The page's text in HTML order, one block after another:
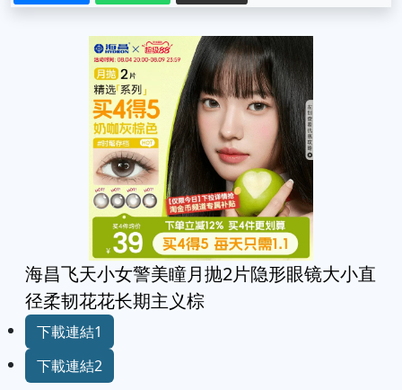
海昌飞天小女警美瞳月抛2片隐形眼镜大小直
径柔韧花花长期主义棕
下載連結1
下載連結2